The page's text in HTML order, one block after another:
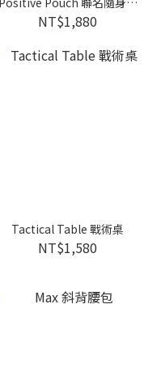
包
NT$1,880
Tactical Table 戰術桌
NT$1,580